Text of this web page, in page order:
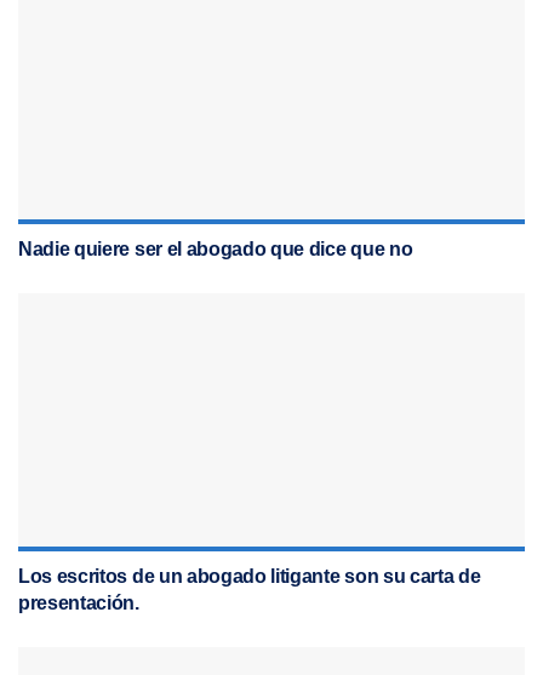
Nadie quiere ser el abogado que dice que no
Los escritos de un abogado litigante son su carta de
presentación.